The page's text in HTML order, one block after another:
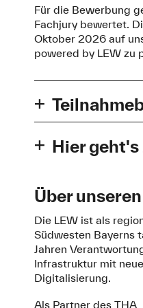
Für die Bewerbung
Fachjury bewertet.
Oktober 2026 auf
powered by LEW zu
Zweck und
Der Funkenwerk
Technischen
Teilnahmeberechtigt
der Hochschule
einen
im Rahmen von
Formaten,
Hier
Bewerbung für die
Innovation &
Female
Über
Die LEW ist als
Südwesten Bayerns
Jahren
Infrastruktur mit
Digitalisierung.
Als Partner des